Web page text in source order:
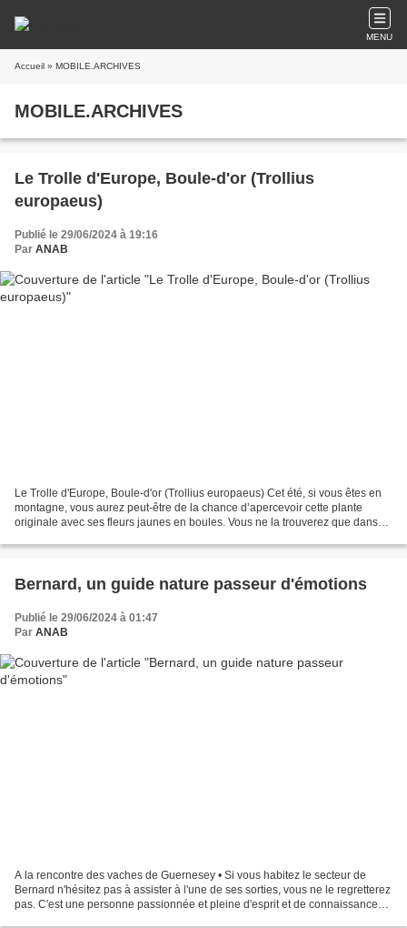
MENU
Accueil » MOBILE.ARCHIVES
MOBILE.ARCHIVES
Le Trolle d'Europe, Boule-d'or (Trollius
europaeus)
Publié le 29/06/2024 à 19:16
Par ANAB
Le Trolle d'Europe, Boule-d'or (Trollius europaeus) Cet été, si vous êtes en
montagne, vous aurez peut-être de la chance d’apercevoir cette plante
originale avec ses fleurs jaunes en boules. Vous ne la trouverez que dans
Bernard, un guide nature passeur d'émotions
Publié le 29/06/2024 à 01:47
Par ANAB
A la rencontre des vaches de Guernesey • Si vous habitez le secteur de
Bernard n'hésitez pas à assister à l'une de ses sorties, vous ne le regretterez
pas. C'est une personne passionnée et pleine d'esprit et de connaissances .